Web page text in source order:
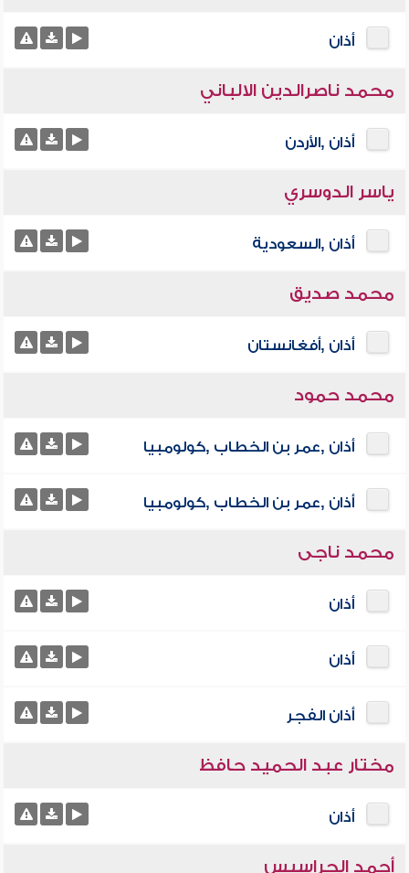
أذان
محمد ناصرالدين الالباني
أذان ,الأردن
ياسر الدوسري
أذان ,السعودية
محمد صديق
أذان ,أفغانستان
محمد حمود
أذان ,عمر بن الخطاب ,كولومبيا
أذان ,عمر بن الخطاب ,كولومبيا
محمد ناجى
أذان
أذان
أذان الفجر
مختار عبد الحميد حافظ
أذان
أحمد الحراسيس